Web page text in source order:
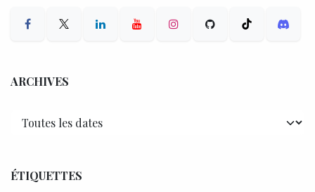
ARCHIVES
ÉTIQUETTES